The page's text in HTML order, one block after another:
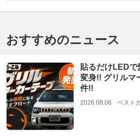
おすすめのニュース
貼るだけLEDで
変身!! グリルマ
件!!
2026.08.06 ベスト